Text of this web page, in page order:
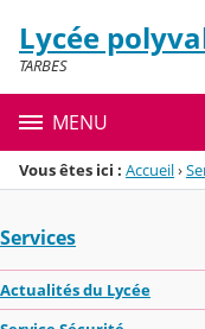
Menu de la rubrique
Contenu
Lycée
TARBES
MENU
Vous êtes ici : Accueil›
Services
Actualités du Lycée